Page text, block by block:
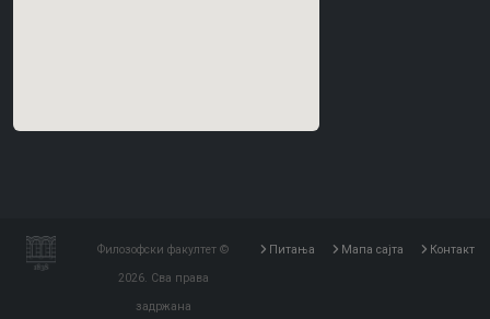
Филозофски факултет ©
2026. Сва права
задржана
Питања Мапа сајта Контакт